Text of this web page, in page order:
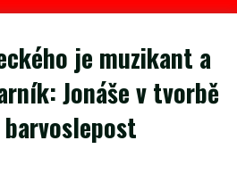
je muzikant a
Jonáše v tvorbě